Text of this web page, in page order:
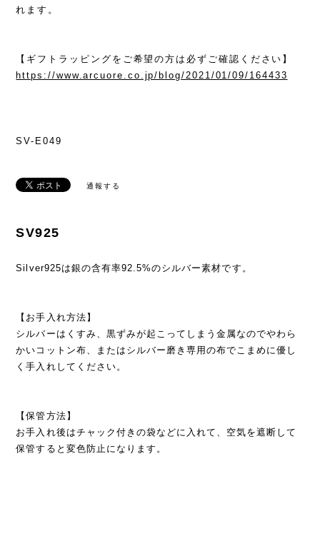
れます。
【ギフトラッピングをご希望の方は必ずご確認ください】
https://www.arcuore.co.jp/blog/2021/01/09/164433
SV-E049
通報する
SV925
Silver925は銀の含有率92.5%のシルバー素材です。
【お手入れ方法】
シルバーはくすみ、黒ずみが起こってしまう金属なのでやわら
かいコットン布、またはシルバー磨き専用の布でこまめに優し
く手入れしてください。
【保管方法】
お手入れ後はチャック付きの袋などに入れて、空気を遮断して
保管すると変色防止になります。